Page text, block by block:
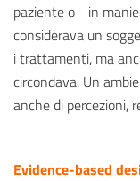
paziente o - in
considerava un
i trattamenti, ma
circondava. Un
anche di percezioni,
Evidence-based